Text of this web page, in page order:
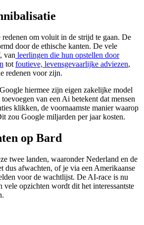
om voluit in de strijd te gaan. De
door de ethische kanten. De vele
van leerlingen die hun opstellen door
tot foutieve, levensgevaarlijke adviezen,
redenen voor zijn.
hiermee zijn eigen zakelijke model
van een Ai betekent dat mensen
klikken, de voornaamste manier waarop
zou Google miljarden per jaar kosten.
op Bard
twee landen, waaronder Nederland en de
dus afwachten, of je via een Amerikaanse
voor de wachtlijst. De AI-race is nu
vele opzichten wordt dit het interessantste